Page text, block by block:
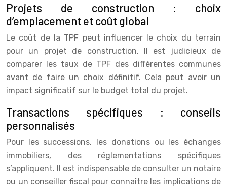
Projets de construction : choix
d’emplacement et coût global
Le coût de la TPF peut influencer le choix du terrain
pour un projet de construction. Il est judicieux de
comparer les taux de TPF des différentes communes
avant de faire un choix définitif. Cela peut avoir un
impact significatif sur le budget total du projet.
Transactions spécifiques : conseils
personnalisés
Pour les successions, les donations ou les échanges
immobiliers, des réglementations spécifiques
s’appliquent. Il est indispensable de consulter un notaire
ou un conseiller fiscal pour connaître les implications de